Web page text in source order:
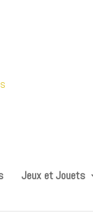
Jeux et Jouets